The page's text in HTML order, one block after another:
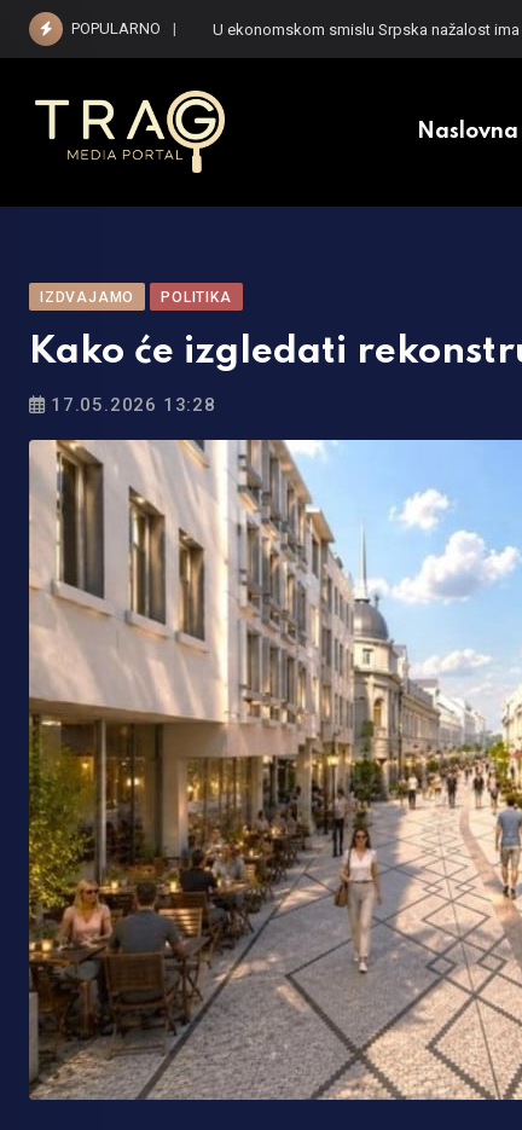
Skip
POPULARNO U ekonomskom smislu Srpska nažalost
Naslovna
IZDVAJAMO POLITIKA
Kako će izgledati
17.05.2026 13:28